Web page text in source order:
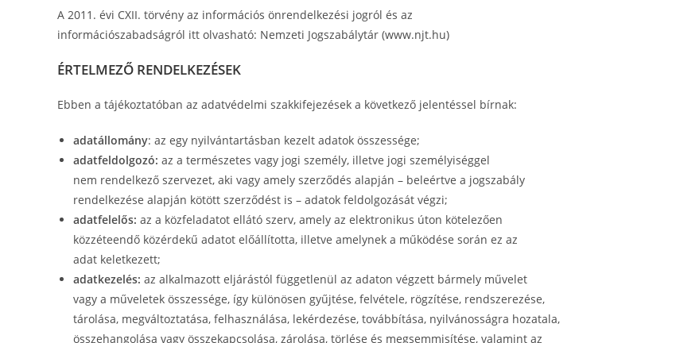
A 2011. évi CXII. törvény az információs önrendelkezési jogról és az
információszabadságról itt olvasható: Nemzeti Jogszabálytár (www.njt.hu)
ÉRTELMEZŐ RENDELKEZÉSEK
Ebben a tájékoztatóban az adatvédelmi szakkifejezések a következő jelentéssel bírnak:
adatállomány: az egy nyilvántartásban kezelt adatok összessége;
adatfeldolgozó: az a természetes vagy jogi személy, illetve jogi személyiséggel
nem rendelkező szervezet, aki vagy amely szerződés alapján – beleértve a jogszabály
rendelkezése alapján kötött szerződést is – adatok feldolgozását végzi;
adatfelelős: az a közfeladatot ellátó szerv, amely az elektronikus úton kötelezően
közzéteendő közérdekű adatot előállította, illetve amelynek a működése során ez az
adat keletkezett;
adatkezelés: az alkalmazott eljárástól függetlenül az adaton végzett bármely művelet
vagy a műveletek összessége, így különösen gyűjtése, felvétele, rögzítése, rendszerezése,
tárolása, megváltoztatása, felhasználása, lekérdezése, továbbítása, nyilvánosságra hozatala,
összehangolása vagy összekapcsolása, zárolása, törlése és megsemmisítése, valamint az